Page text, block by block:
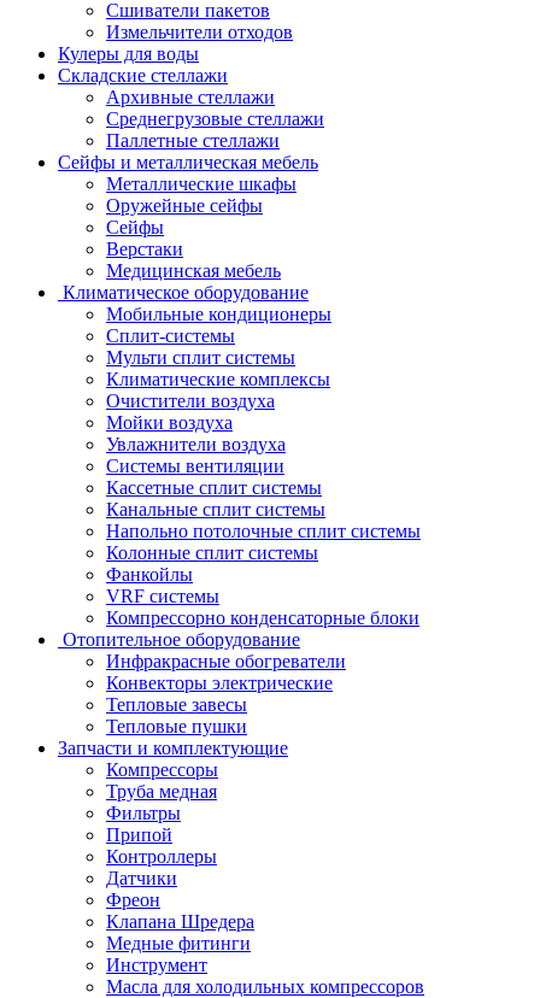
Сшиватели пакетов
Измельчители отходов
Кулеры для воды
Складские стеллажи
Архивные стеллажи
Среднегрузовые стеллажи
Паллетные стеллажи
Сейфы и металлическая мебель
Металлические шкафы
Оружейные сейфы
Сейфы
Верстаки
Медицинская мебель
Климатическое оборудование
Мобильные кондиционеры
Сплит-системы
Мульти сплит системы
Климатические комплексы
Очистители воздуха
Мойки воздуха
Увлажнители воздуха
Системы вентиляции
Кассетные сплит системы
Канальные сплит системы
Напольно потолочные сплит системы
Колонные сплит системы
Фанкойлы
VRF системы
Компрессорно конденсаторные блоки
Отопительное оборудование
Инфракрасные обогреватели
Конвекторы электрические
Тепловые завесы
Тепловые пушки
Запчасти и комплектующие
Компрессоры
Труба медная
Фильтры
Припой
Контроллеры
Датчики
Фреон
Клапана Шредера
Медные фитинги
Инструмент
Масла для холодильных компрессоров